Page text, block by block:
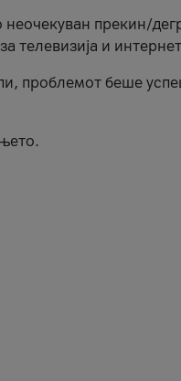
прекин/
и
проблемот беше